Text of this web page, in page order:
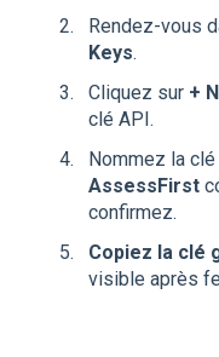
Rendez-vous
Keys.
Cliquez sur +
clé API.
Nommez la clé
AssessFirst
confirmez.
Copiez la clé
visible après